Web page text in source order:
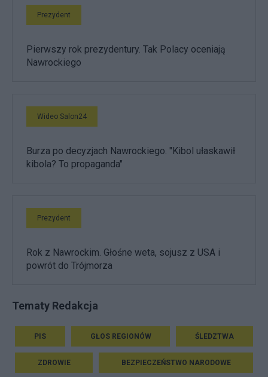
Prezydent
Pierwszy rok prezydentury. Tak Polacy oceniają
Nawrockiego
Wideo Salon24
Burza po decyzjach Nawrockiego. "Kibol ułaskawił
kibola? To propaganda"
Prezydent
Rok z Nawrockim. Głośne weta, sojusz z USA i
powrót do Trójmorza
Tematy Redakcja
PIS GŁOS REGIONÓW ŚLEDZTWA
ZDROWIE BEZPIECZEŃSTWO NARODOWE